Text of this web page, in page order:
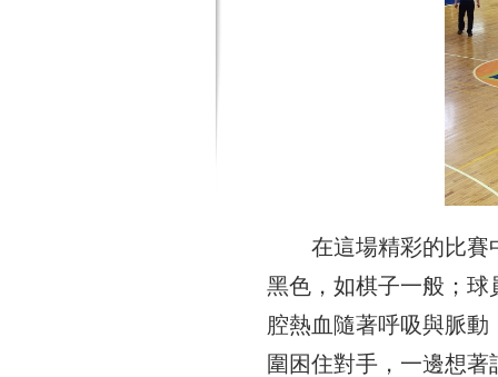
在這場精彩的比賽
黑色，如棋子一般；
腔熱血隨著呼吸與脈
圍困住對手，一邊想